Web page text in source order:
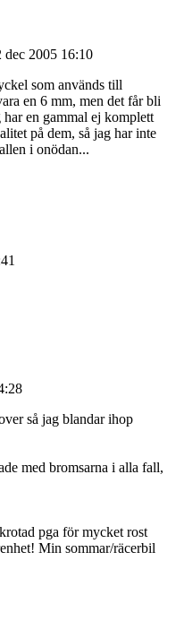
dec 2005 16:10
som används till
en 6 mm, men det får bli
har en gammal ej komplett
på dem, så jag har inte
i onödan...
så jag blandar ihop
med bromsarna i alla fall,
pga för mycket rost
Min sommar/räcerbil